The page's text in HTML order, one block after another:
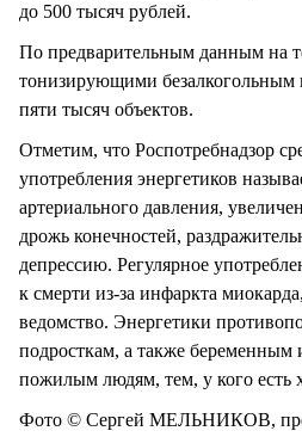
до 500 тысяч рублей.
По предварительным данным на
тонизирующими безалкогольным
пяти тысяч объектов.
Отметим, что Роспотребнадзор
употребления энергетиков
артериального давления,
дрожь конечностей,
депрессию. Регулярное
к смерти из-за инфаркта
ведомство. Энергетики
подросткам, а также
пожилым людям, тем, у кого есть
Фото © Сергей МЕЛЬНИКОВ,